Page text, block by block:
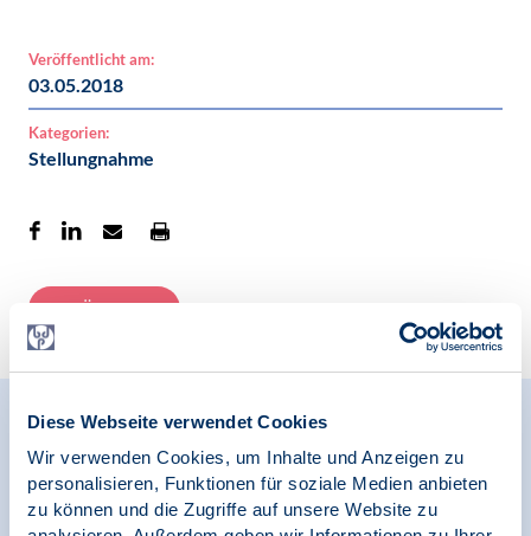
Diese Webseite verwendet Cookies
Wir verwenden Cookies, um Inhalte und Anzeigen zu
personalisieren, Funktionen für soziale Medien anbieten
zu können und die Zugriffe auf unsere Website zu
Veröffentlicht am:
03.05.2018
Kategorien:
Stellungnahme
Zur Übersicht
Relevante Nachrichten